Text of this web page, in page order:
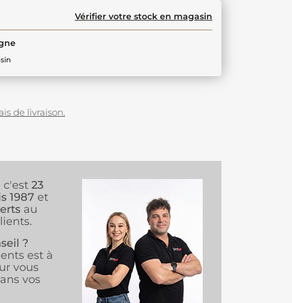
Vérifier votre stock en magasin
de livraison.
c'est 23
1987 et
au
?
est à
vous
vos